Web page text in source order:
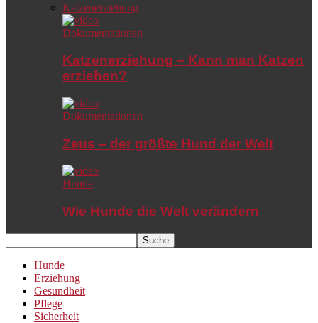
Dokumentationen
Katzenerziehung – Kann man Katzen
erziehen?
Dokumentationen
Zeus – der größte Hund der Welt
Hunde
Wie Hunde die Welt verändern
Hunde
Erziehung
Gesundheit
Pflege
Sicherheit